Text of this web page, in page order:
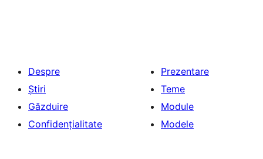
Despre
Știri
Găzduire
Confidențialitate
Prezentare
Teme
Module
Modele